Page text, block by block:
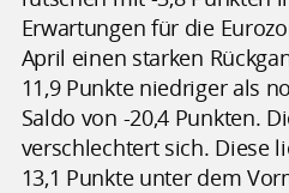
Erwartungen für die
April einen starken
11,9 Punkte niedriger als
Saldo von -20,4 Punkten.
verschlechtert sich. Diese
13,1 Punkte unter dem